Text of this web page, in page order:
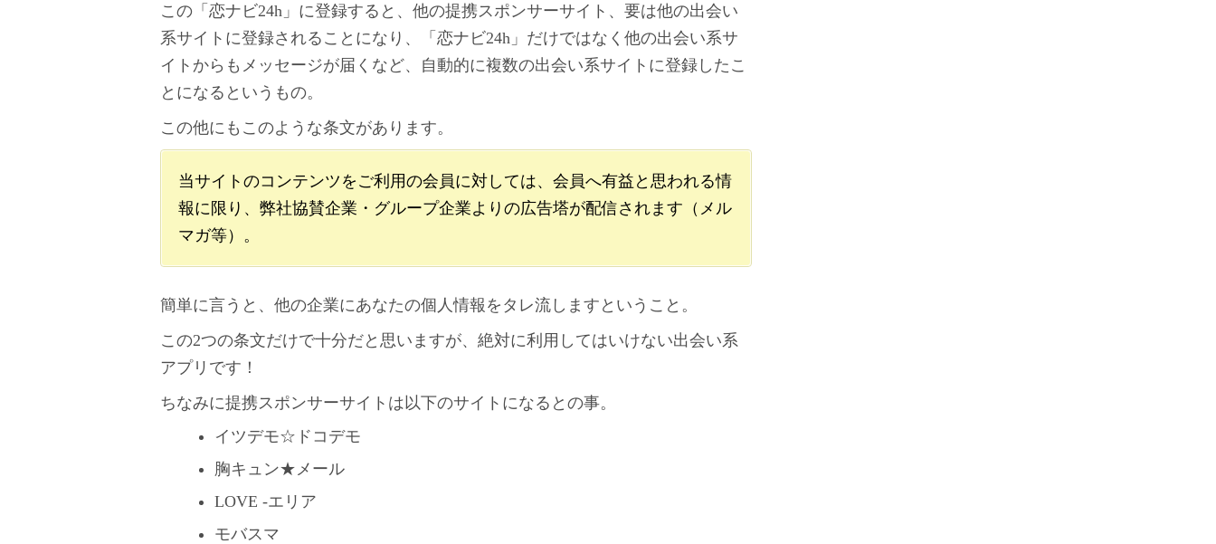
この「恋ナビ24h」に登録すると、他の提携スポンサーサイト、要は他の出会い
系サイトに登録されることになり、「恋ナビ24h」だけではなく他の出会い系サ
イトからもメッセージが届くなど、自動的に複数の出会い系サイトに登録したこ
とになるというもの。
この他にもこのような条文があります。
当サイトのコンテンツをご利用の会員に対しては、会員へ有益と思われる情
報に限り、弊社協賛企業・グループ企業よりの広告塔が配信されます（メル
マガ等）。
簡単に言うと、他の企業にあなたの個人情報をタレ流しますということ。
この2つの条文だけで十分だと思いますが、絶対に利用してはいけない出会い系
アプリです！
ちなみに提携スポンサーサイトは以下のサイトになるとの事。
イツデモ☆ドコデモ
胸キュン★メール
LOVE -エリア
モバスマ